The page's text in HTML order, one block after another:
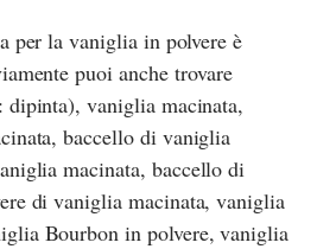
per la vaniglia in polvere è
puoi anche trovare
vaniglia macinata,
baccello di vaniglia
macinata, baccello di
di vaniglia macinata, vaniglia
Bourbon in polvere, vaniglia